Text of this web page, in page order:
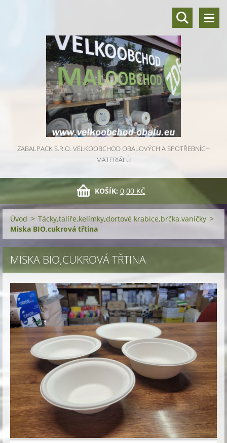
ZABALPACK S.R.O. VELKOOBCHOD OBALOVÝCH A SPOTŘEBNÍCH
MATERIÁLŮ
KOŠÍK: 0,00 KČ
Úvod > Tácky,talíře,kelímky,dortové krabice,brčka,vaničky >
Miska BIO,cukrová třtina
MISKA BIO,CUKROVÁ TŘTINA